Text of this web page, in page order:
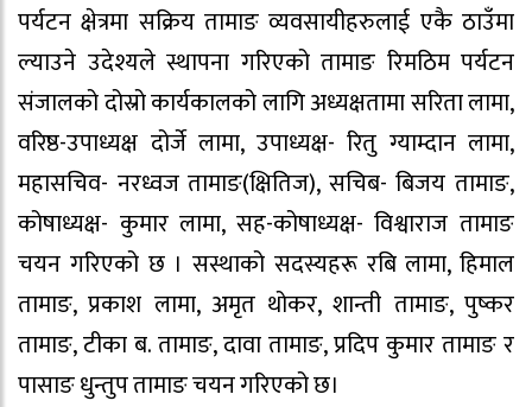
पर्यटन क्षेत्रमा सक्रिय तामाङ व्यवसायीहरुलाई एकै ठाउँमा
ल्याउने उदेश्यले स्थापना गरिएको तामाङ रिमठिम पर्यटन
संजालको दोस्रो कार्यकालको लागि अध्यक्षतामा सरिता लामा,
वरिष्ठ-उपाध्यक्ष दोर्जे लामा, उपाध्यक्ष- रितु ग्याम्दान लामा,
महासचिव- नरध्वज तामाङ(क्षितिज), सचिब- बिजय तामाङ,
कोषाध्यक्ष- कुमार लामा, सह-कोषाध्यक्ष- विश्वाराज तामाङ
चयन गरिएको छ । सस्थाको सदस्यहरू रबि लामा, हिमाल
तामाङ, प्रकाश लामा, अमृत थोकर, शान्ती तामाङ, पुष्कर
तामाङ, टीका ब. तामाङ, दावा तामाङ, प्रदिप कुमार तामाङ र
पासाङ धुन्तुप तामाङ चयन गरिएको छ।